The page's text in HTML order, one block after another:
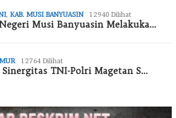
, KAB. MUSI BANYUASIN 12940 Dilihat
Musi Banyuasin Melakuka…
12764 Dilihat
Sinergitas TNI-Polri Magetan S…